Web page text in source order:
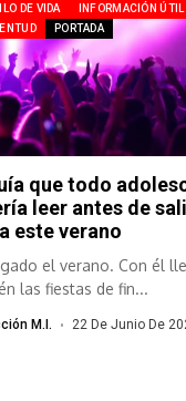
DE VIDA
INFORMACIÓN ÚTIL
PORTADA
que todo
leer antes de
este verano
el verano. Con él
las fiestas de fin...
M.I. 22 De Junio De